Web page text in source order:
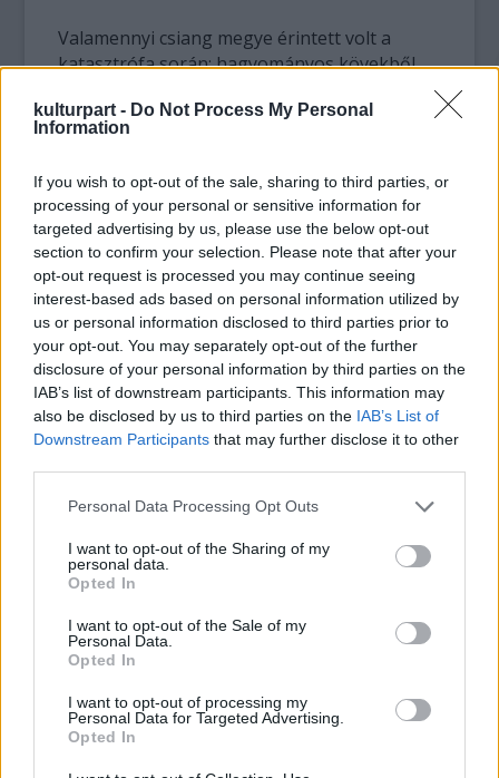
kulturpart - Do Not Process My Personal
Information
If you wish to opt-out of the sale, sharing to third parties, or
processing of your personal or sensitive information for
targeted advertising by us, please use the below opt-out
section to confirm your selection. Please note that after your
opt-out request is processed you may continue seeing
interest-based ads based on personal information utilized by
us or personal information disclosed to third parties prior to
your opt-out. You may separately opt-out of the further
disclosure of your personal information by third parties on the
IAB’s list of downstream participants. This information may
also be disclosed by us to third parties on the IAB’s List of
Downstream Participants that may further disclose it to other
Please note that this website/app uses one or more Google
not limited to your visit or usage behaviour. You may click to
grant or deny consent to Google and its third-party tags to
use your data for below specified purposes in below Google
consent section.
Personal Data Processing Opt Outs
I want to opt-out of the Sharing of my
personal data.
Opted In
I want to opt-out of the Sale of my
Personal Data.
Opted In
I want to opt-out of processing my
Personal Data for Targeted Advertising.
Opted In
Valamennyi csiang megye érintett volt a
katasztrófa során; hagyományos kövekből
részét súlyos kár érte, sok helyütt az épített
környezet lényegében megsemmisült.
A katasztrófa során a legnagyobb és
legrégebbi csiang faluban 224 ősi épület
omlott össze, vált romhalmazzá. A
nemzetiségi lakosság száma körülbelül tíz
százalékkal megfogyatkozott, a nyelvet még
tökéletesen beszélő idősek közül nagyon
sokan életüket vesztették, vagy megsérültek.
A különleges csiang hímzés, faragás tudói, a
sajátos fuvolajáték művelői is kevesebben
lettek.
A csiangoknak nincs egységes nyelvük,
előfordul, hogy húsz kilométeres
Szokásaik, zenéjük, táncaik és hitük
gyakorlása is sokféle. Mivel írásuk sincs, így
hagyományaikat. A veszteség így még
nagyobb, ahogyan a szakemberek
kihívásokon kell túljutniuk.